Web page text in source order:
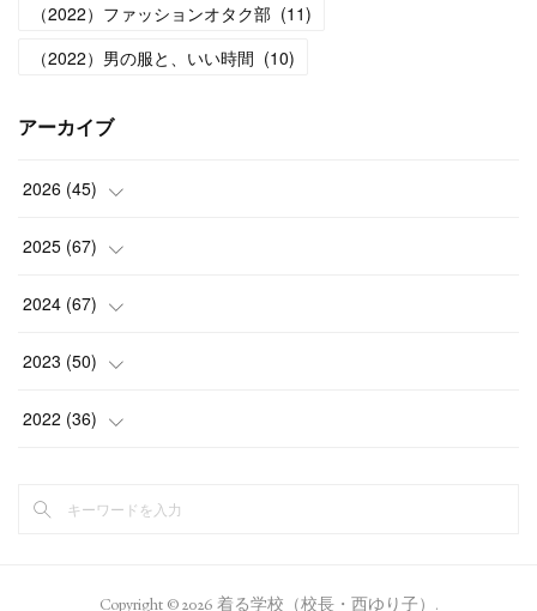
（2022）ファッションオタク部 (11)
（2022）男の服と、いい時間 (10)
アーカイブ
2026 (45)
(1)
(5)
(5)
(5)
)
2025 (67)
(4)
(9)
(6)
2024 (67)
(7)
(5)
2023 (50)
(5)
2022 (36)
Copyright ©2026 着る学校（校長・西ゆり子） .